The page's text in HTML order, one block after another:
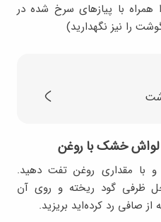
با پیازهای سرخ شده در
را نیز نگهدارید)
لواش خشک با روغن
با مقداری روغن تفت دهید.
ظرفی گود ریخته و روی آن